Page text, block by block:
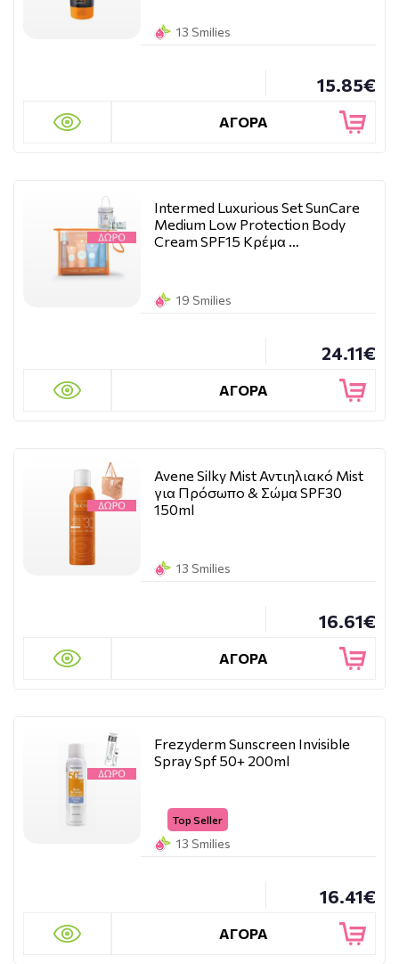
13 Smilies
15.85€
ΑΓΟΡΑ
Intermed Luxurious Set SunCare
Medium Low Protection Body
Cream SPF15 Κρέμα …
19 Smilies
24.11€
ΑΓΟΡΑ
Avene Silky Mist Αντιηλιακό Mist
για Πρόσωπο & Σώμα SPF30
150ml
13 Smilies
16.61€
ΑΓΟΡΑ
Frezyderm Sunscreen Invisible
Spray Spf 50+ 200ml
Top Seller
13 Smilies
16.41€
ΑΓΟΡΑ